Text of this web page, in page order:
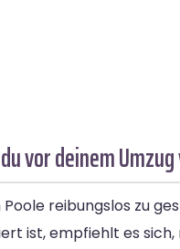
vor deinem
reibungslos zu
ist, empfiehlt es